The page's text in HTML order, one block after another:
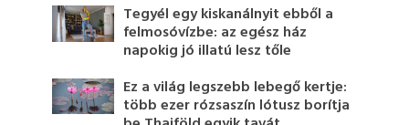
Tegyél egy kiskanálnyit ebből a
felmosóvízbe: az egész ház
napokig jó illatú lesz tőle
Ez a világ legszebb lebegő kertje:
több ezer rózsaszín lótusz borítja